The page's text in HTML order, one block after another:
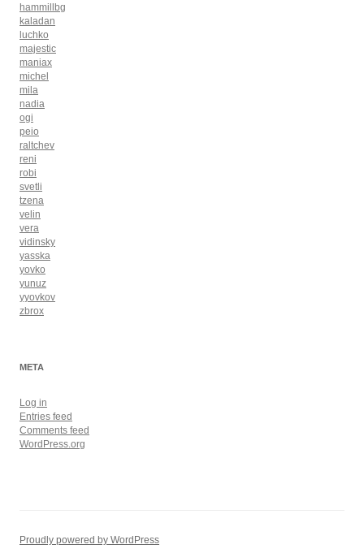
hammillbg
kaladan
luchko
majestic
maniax
michel
mila
nadia
ogi
peio
raltchev
reni
robi
svetli
tzena
velin
vera
vidinsky
yasska
yovko
yunuz
yyovkov
zbrox
META
Log in
Entries feed
Comments feed
WordPress.org
Proudly powered by WordPress